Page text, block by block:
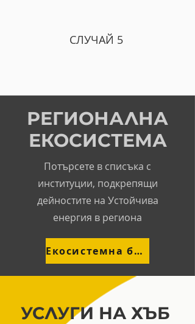
СЛУЧАЙ 5
РЕГИОНАЛНА
ЕКОСИСТЕМА
Потърсете в списъка с
институции, подкрепящи
дейностите на Устойчива
енергия в региона
Екосистемна база данни
УСЛУГИ НА ХЪБ